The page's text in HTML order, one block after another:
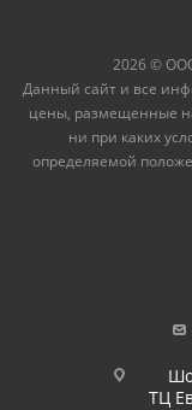
2026 ©
Данный сайт и все
цены, размещенные
ни при каких
определяемой
ТЦ